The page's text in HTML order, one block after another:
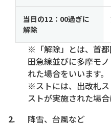
当日の12：00過ぎに
解除
※「解除」とは、首
田急線並びに多摩モ
れた場合をいいます。
※ストには、出改札
ストが実施された場合
降雪、台風など